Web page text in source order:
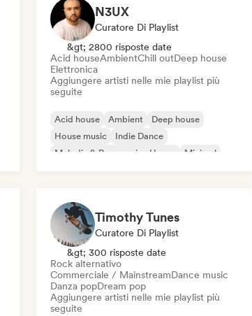
N3UX
Curatore Di Playlist
&gt; 2800 risposte date
Acid houseAmbientChill outDeep house
Elettronica
Aggiungere artisti nelle mie playlist più
seguite
Acid house Ambient
Deep house
House music
Indie Dance
Melodic & Progressive House
Minimal
Timothy Tunes
Curatore Di Playlist
&gt; 300 risposte date
Rock alternativo
Commerciale / MainstreamDance music
Danza popDream pop
Aggiungere artisti nelle mie playlist più
seguite